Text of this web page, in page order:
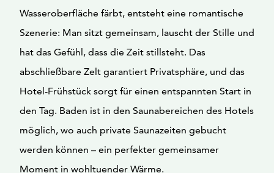
Wasseroberfläche färbt, entsteht eine romantische
Szenerie: Man sitzt gemeinsam, lauscht der Stille und
hat das Gefühl, dass die Zeit stillsteht. Das
abschließbare Zelt garantiert Privatsphäre, und das
Hotel-Frühstück sorgt für einen entspannten Start in
den Tag. Baden ist in den Saunabereichen des Hotels
möglich, wo auch private Saunazeiten gebucht
werden können – ein perfekter gemeinsamer
Moment in wohltuender Wärme.